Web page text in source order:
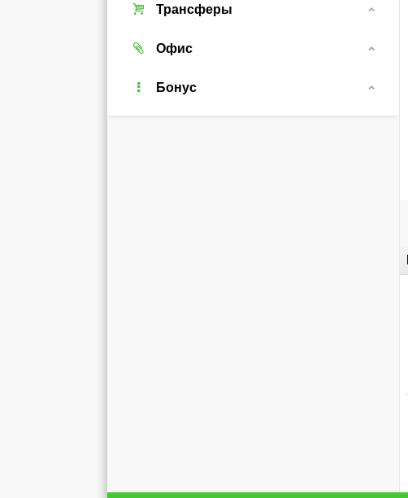
Союзы
Форум
Чат
Трансферы
Трансферный рынок
Реальные игроки
Офис
Легенды
Бонус